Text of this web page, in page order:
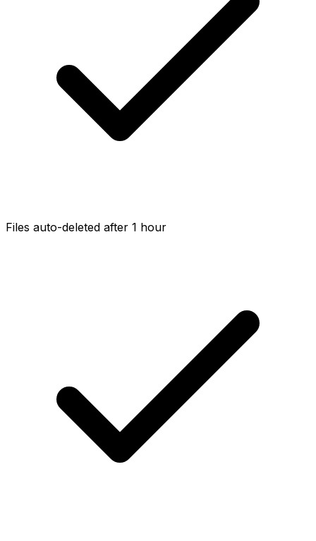
Files auto-deleted after 1 hour